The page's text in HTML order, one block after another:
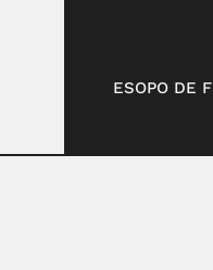
ESOPO DE